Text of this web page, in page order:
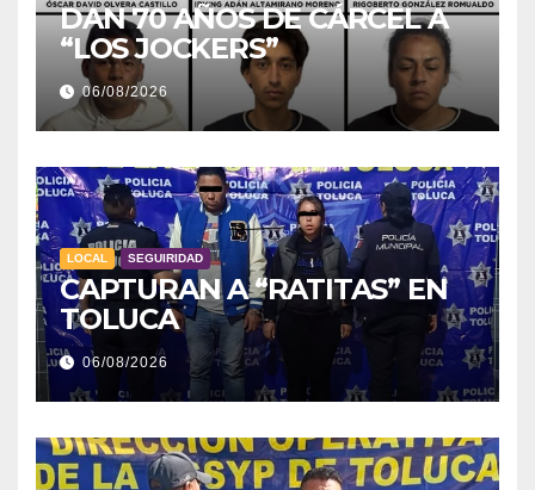
DAN 70 AÑOS DE CÁRCEL A
“LOS JOCKERS”
06/08/2026
LOCAL SEGUIRIDAD
CAPTURAN A “RATITAS” EN
TOLUCA
06/08/2026